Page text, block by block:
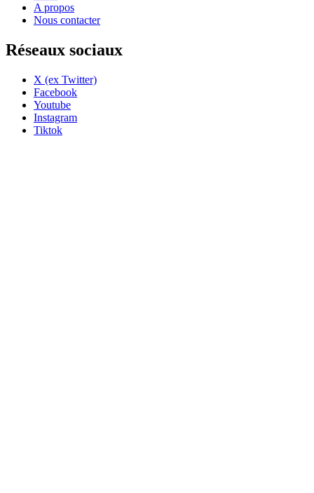
A propos
Nous contacter
Réseaux sociaux
X (ex Twitter)
Facebook
Youtube
Instagram
Tiktok